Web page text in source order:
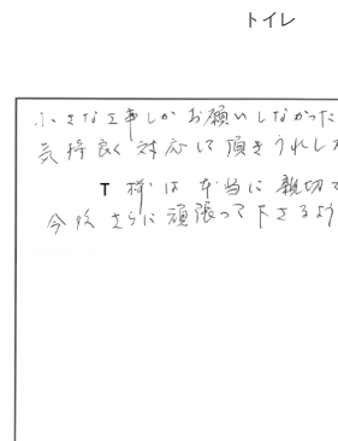
トイレ